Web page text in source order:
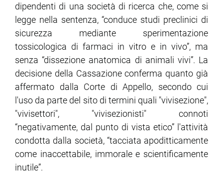
dipendenti di una società di ricerca che, come si
legge nella sentenza, “conduce studi preclinici di
sicurezza mediante sperimentazione
tossicologica di farmaci in vitro e in vivo”, ma
senza “dissezione anatomica di animali vivi”. La
decisione della Cassazione conferma quanto già
affermato dalla Corte di Appello, secondo cui
l'uso da parte del sito di termini quali "vivisezione",
"vivisettori", "vivisezionisti" connoti
“negativamente, dal punto di vista etico” l'attività
condotta dalla società, “tacciata apoditticamente
come inaccettabile, immorale e scientificamente
inutile”.